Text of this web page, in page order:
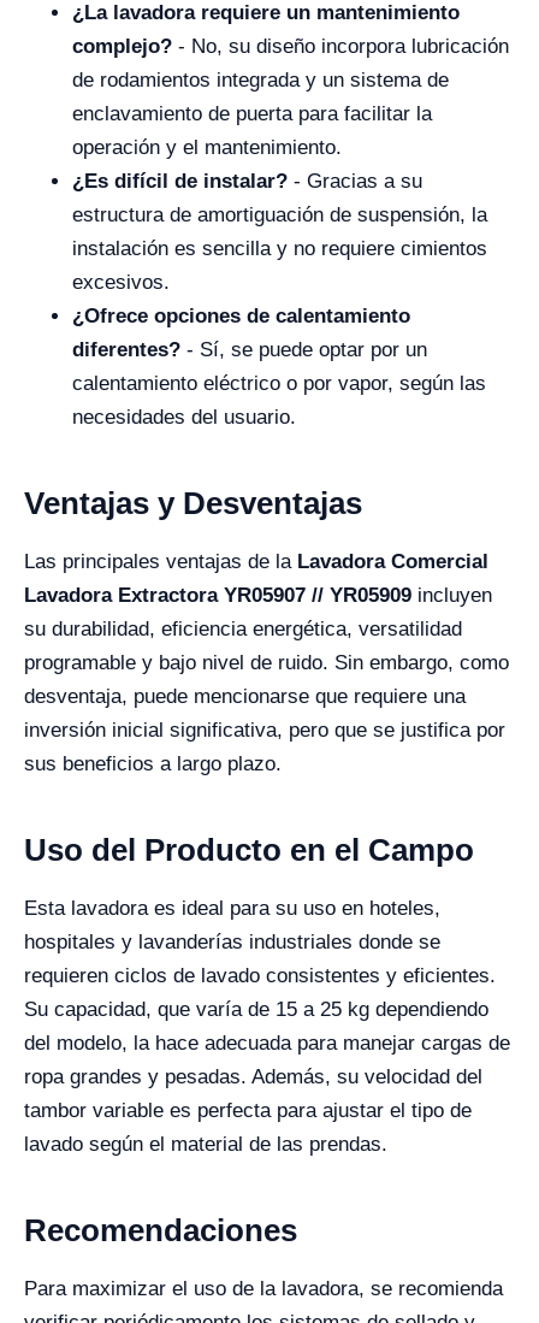
¿La lavadora requiere un mantenimiento
complejo? - No, su diseño incorpora lubricación
de rodamientos integrada y un sistema de
enclavamiento de puerta para facilitar la
operación y el mantenimiento.
¿Es difícil de instalar? - Gracias a su
estructura de amortiguación de suspensión, la
instalación es sencilla y no requiere cimientos
excesivos.
¿Ofrece opciones de calentamiento
diferentes? - Sí, se puede optar por un
calentamiento eléctrico o por vapor, según las
necesidades del usuario.
Ventajas y Desventajas
Las principales ventajas de la Lavadora Comercial
Lavadora Extractora YR05907 // YR05909 incluyen
su durabilidad, eficiencia energética, versatilidad
programable y bajo nivel de ruido. Sin embargo, como
desventaja, puede mencionarse que requiere una
inversión inicial significativa, pero que se justifica por
sus beneficios a largo plazo.
Uso del Producto en el Campo
Esta lavadora es ideal para su uso en hoteles,
hospitales y lavanderías industriales donde se
requieren ciclos de lavado consistentes y eficientes.
Su capacidad, que varía de 15 a 25 kg dependiendo
del modelo, la hace adecuada para manejar cargas de
ropa grandes y pesadas. Además, su velocidad del
tambor variable es perfecta para ajustar el tipo de
lavado según el material de las prendas.
Recomendaciones
Para maximizar el uso de la lavadora, se recomienda